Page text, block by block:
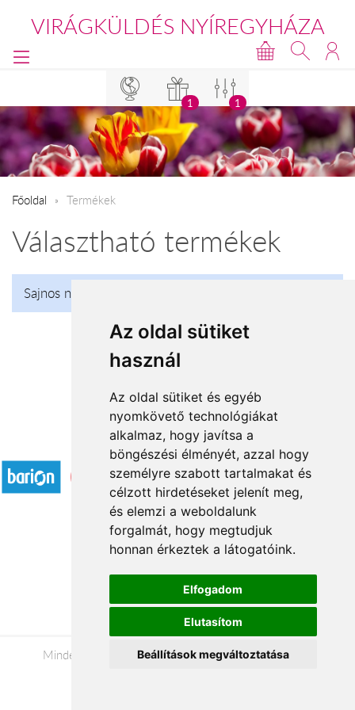
Az oldal sütiket
használ
Az oldal sütiket és egyéb
nyomkövető technológiákat
alkalmaz, hogy javítsa a
böngészési élményét, azzal hogy
személyre szabott tartalmakat és
célzott hirdetéseket jelenít meg,
és elemzi a weboldalunk
forgalmát, hogy megtudjuk
honnan érkeztek a látogatóink.
Elfogadom
Elutasítom
Beállítások megváltoztatása
VIRÁGKÜLDÉS NYÍREGYHÁZA
1 1
Főoldal Termékek
Választható termékek
Sajnos nincs talalat!
Elfogadott fizetési módok
Impresszum
Adatkezelési tájékoztató
Minden jog fenntartva © 2026 |+36 20 488-8362